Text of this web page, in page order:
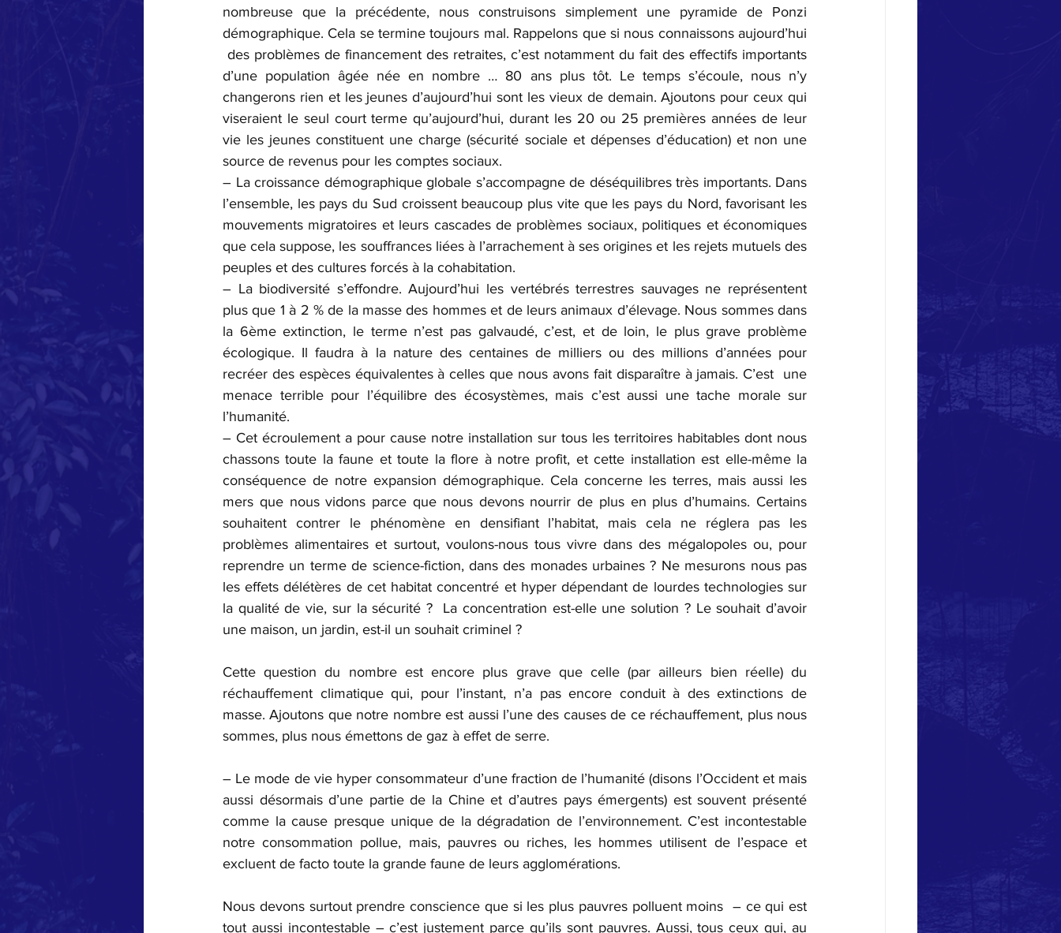
nombreuse que la précédente, nous construisons simplement une pyramide de Ponzi
démographique. Cela se termine toujours mal. Rappelons que si nous connaissons aujourd’hui
des problèmes de financement des retraites, c’est notamment du fait des effectifs importants
d’une population âgée née en nombre … 80 ans plus tôt. Le temps s’écoule, nous n’y
changerons rien et les jeunes d’aujourd’hui sont les vieux de demain. Ajoutons pour ceux qui
viseraient le seul court terme qu’aujourd’hui, durant les 20 ou 25 premières années de leur
vie les jeunes constituent une charge (sécurité sociale et dépenses d’éducation) et non une
source de revenus pour les comptes sociaux.
– La croissance démographique globale s’accompagne de déséquilibres très importants. Dans
l’ensemble, les pays du Sud croissent beaucoup plus vite que les pays du Nord, favorisant les
mouvements migratoires et leurs cascades de problèmes sociaux, politiques et économiques
que cela suppose, les souffrances liées à l’arrachement à ses origines et les rejets mutuels des
peuples et des cultures forcés à la cohabitation.
– La biodiversité s’effondre. Aujourd’hui les vertébrés terrestres sauvages ne représentent
plus que 1 à 2 % de la masse des hommes et de leurs animaux d’élevage. Nous sommes dans
la 6ème extinction, le terme n’est pas galvaudé, c’est, et de loin, le plus grave problème
écologique. Il faudra à la nature des centaines de milliers ou des millions d’années pour
recréer des espèces équivalentes à celles que nous avons fait disparaître à jamais. C’est  une
menace terrible pour l’équilibre des écosystèmes, mais c’est aussi une tache morale sur
l’humanité.
– Cet écroulement a pour cause notre installation sur tous les territoires habitables dont nous
chassons toute la faune et toute la flore à notre profit, et cette installation est elle-même la
conséquence de notre expansion démographique. Cela concerne les terres, mais aussi les
mers que nous vidons parce que nous devons nourrir de plus en plus d’humains. Certains
souhaitent contrer le phénomène en densifiant l’habitat, mais cela ne réglera pas les
problèmes alimentaires et surtout, voulons-nous tous vivre dans des mégalopoles ou, pour
reprendre un terme de science-fiction, dans des monades urbaines ? Ne mesurons nous pas
les effets délétères de cet habitat concentré et hyper dépendant de lourdes technologies sur
la qualité de vie, sur la sécurité ?  La concentration est-elle une solution ? Le souhait d’avoir
une maison, un jardin, est-il un souhait criminel ?
Cette question du nombre est encore plus grave que celle (par ailleurs bien réelle) du
réchauffement climatique qui, pour l’instant, n’a pas encore conduit à des extinctions de
masse. Ajoutons que notre nombre est aussi l’une des causes de ce réchauffement, plus nous
sommes, plus nous émettons de gaz à effet de serre.
– Le mode de vie hyper consommateur d’une fraction de l’humanité (disons l’Occident et mais
aussi désormais d’une partie de la Chine et d’autres pays émergents) est souvent présenté
comme la cause presque unique de la dégradation de l’environnement. C’est incontestable
notre consommation pollue, mais, pauvres ou riches, les hommes utilisent de l’espace et
excluent de facto toute la grande faune de leurs agglomérations.
Nous devons surtout prendre conscience que si les plus pauvres polluent moins  – ce qui est
tout aussi incontestable – c’est justement parce qu’ils sont pauvres. Aussi, tous ceux qui, au